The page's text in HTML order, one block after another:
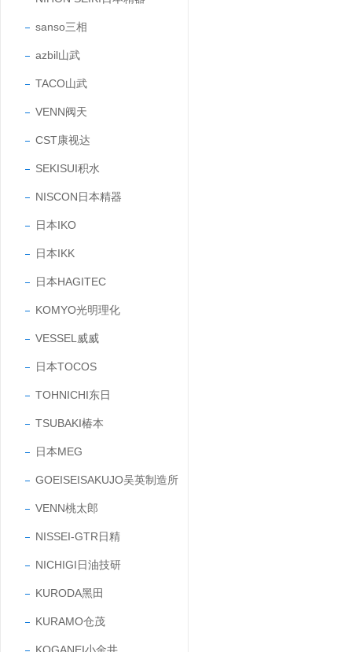
sanso三相
azbil山武
TACO山武
VENN阀天
CST康视达
SEKISUI积水
NISCON日本精器
日本IKO
日本IKK
日本HAGITEC
KOMYO光明理化
VESSEL威威
日本TOCOS
TOHNICHI东日
TSUBAKI椿本
日本MEG
GOEISEISAKUJO吴英制造所
VENN桃太郎
NISSEI-GTR日精
NICHIGI日油技研
KURODA黑田
KURAMO仓茂